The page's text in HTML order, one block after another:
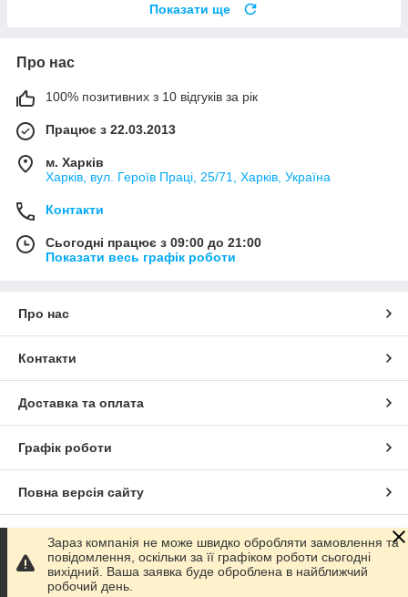
Показати ще
Про нас
100% позитивних з 10 відгуків за рік
Працює з 22.03.2013
м. Харків
Харків, вул. Героїв Праці, 25/71, Харків, Україна
Контакти
Сьогодні працює з 09:00 до 21:00
Показати весь графік роботи
Про нас
Контакти
Доставка та оплата
Графік роботи
Повна версія сайту
Сайт створено на маркетплейсі Prom.ua
Політика конфіденційності
Зараз компанія не може швидко обробляти замовлення та
повідомлення, оскільки за її графіком роботи сьогодні
вихідний. Ваша заявка буде оброблена в найближчий
робочий день.